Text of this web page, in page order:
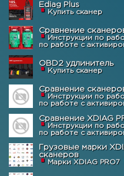
Ediag Plus
Купить сканер
Сравнение
Инструкции по
по работе с
OBD2 удлинитель
Купить сканер
Сравнение
Инструкции по
по работе с
Сравнение XDIAG
Инструкции по
по работе с
Грузовые марки
сканеров
Марки XDIAG PRO7